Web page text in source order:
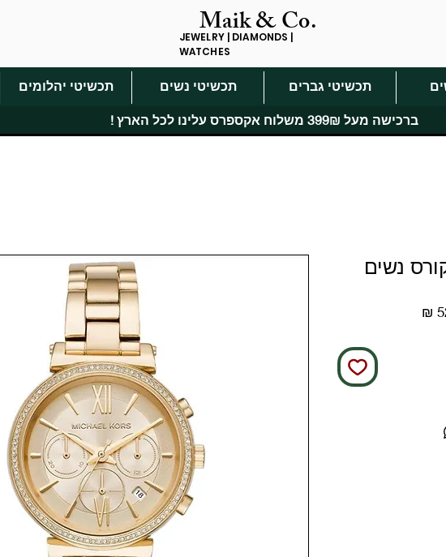
Maik & Co.
JEWELRY | DIAMONDS |
WATCHES
תכשיטי גברים תכשיטי נשים תכשיטי יהלומים
ברכישה מעל 399₪ משלוח אקספרס עלינו לכל הארץ !